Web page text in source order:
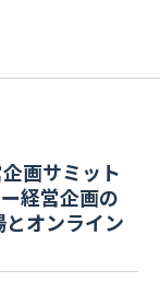
画サミット
経営企画の
とオンライン